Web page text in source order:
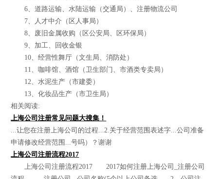
6、道路运输、水陆运输（交通局）、注册物流公司
7、人才中介（区人事局）
8、废旧金属收购（区公安局、区环保局）
9、加工、回收金银
10、经营性舞厅（文生局、消防处）
11、咖啡馆、酒馆（卫生部门、市酒类专卖局）
12、水泥生产（市建委）
13、化妆品生产（市卫生局）
相关阅读:
上海公司注册常见问题大搜集！
...让您在注册上海公司的过程...2.关于经营范围表述字...公司准备
申请修改经营范围...号吗）？谢谢
上海公司注册流程2017
上海公司注册流程2017 2017如何注册上海公司_注册公司